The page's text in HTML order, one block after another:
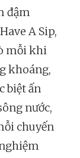
đậm
A Sip,
mỗi khi
khoáng,
biệt ấn
nước,
chuyến